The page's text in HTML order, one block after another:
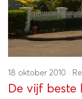
18 oktober 2010 ·
De vijf beste